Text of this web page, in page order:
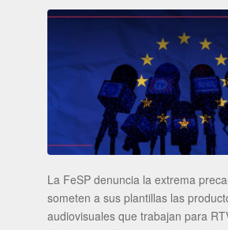
La FeSP denuncia la extrema
someten a sus plantillas las
audiovisuales que trabajan para